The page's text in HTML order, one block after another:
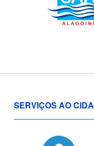
SERVIÇOS AO